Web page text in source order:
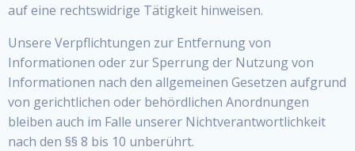
auf eine rechtswidrige Tätigkeit hinweisen.
Unsere Verpflichtungen zur Entfernung von
Informationen oder zur Sperrung der Nutzung von
Informationen nach den allgemeinen Gesetzen aufgrund
von gerichtlichen oder behördlichen Anordnungen
bleiben auch im Falle unserer Nichtverantwortlichkeit
nach den §§ 8 bis 10 unberührt.